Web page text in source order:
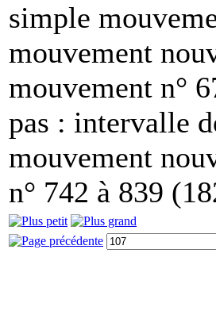
simple
mouvement
mouvement n°
pas : intervalle
mouvement
n° 742 à 839